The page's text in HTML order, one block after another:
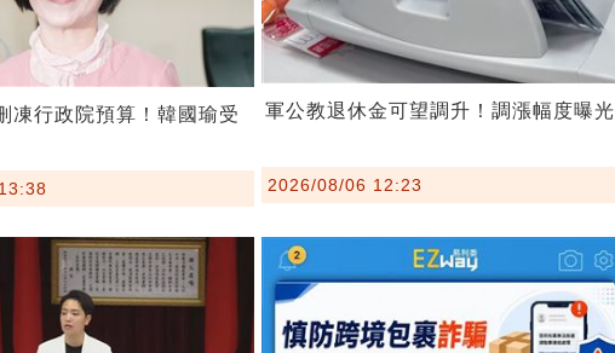
凍行政院預算！韓國瑜受
軍公教退休金可望調升！調漲幅度曝光
2026/08/06 12:23